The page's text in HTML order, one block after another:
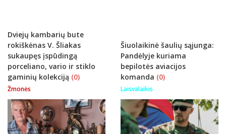
Dviejų kambarių bute
rokiškėnas V. Šliakas
sukaupęs įspūdingą
porceliano, vario ir stiklo
gaminių kolekciją (0)
Žmonės
Šiuolaikinė šaulių sąjunga:
Pandėlyje kuriama
bepilotės aviacijos
komanda (0)
Laisvalaikis